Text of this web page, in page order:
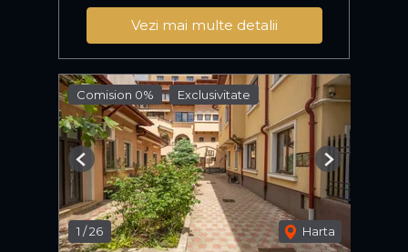
Vezi mai multe detalii
Comision 0% Exclusivitate
1 /26 Harta
Previous Next